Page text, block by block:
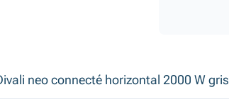
neo connecté horizontal 2000 W gris